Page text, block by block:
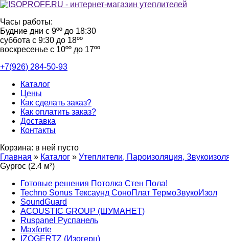
Часы работы:
Будние дни с 9ºº до 18:30
суббота с 9:30 до 18ºº
воскресенье с 10ºº до 17ºº
+7(926) 284-50-93
Каталог
Цены
Как сделать заказ?
Как оплатить заказ?
Доставка
Контакты
Корзина: в ней пусто
Главная » Каталог » Утеплители, Пароизоляция,
Gyproc (2.4 м²)
Готовые решения Потолка Стен Пола!
Techno Sonus Тексаунд СоноПлат ТермоЗвукоИзол
SoundGuard
ACOUSTIC GROUP (ШУМАНЕТ)
Ruspanel Руспанель
Maxforte
IZOGERTZ (Изогерц)